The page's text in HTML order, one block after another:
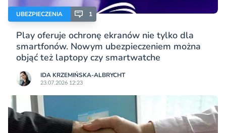
UBEZPIECZENIA 1
Play oferuje ochronę ekranów nie tylko dla
smartfonów. Nowym ubezpieczeniem można
objąć też laptopy czy smartwatche
IDA KRZEMIŃSKA-ALBRYCHT
23.07.2026 12:23